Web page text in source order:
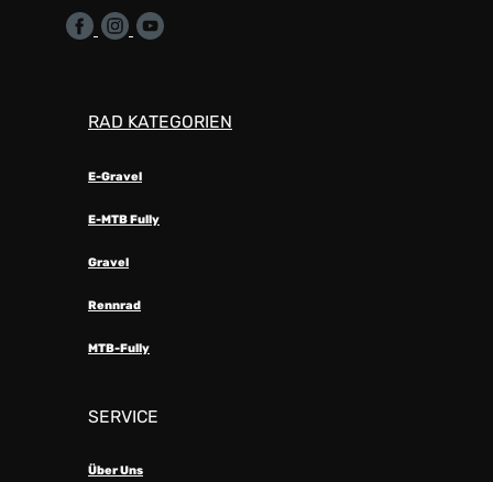
RAD KATEGORIEN
E-Gravel
E-MTB Fully
Gravel
Rennrad
MTB-Fully
SERVICE
Über Uns